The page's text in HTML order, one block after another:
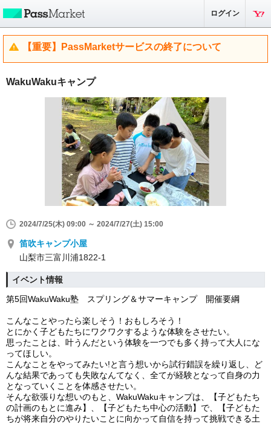
ログイン
【重要】PassMarketサービスの終了について
WakuWakuキャンプ
2024/7/25(木) 09:00 ～ 2024/7/27(土) 15:00
笛吹キャンプ小屋
山梨市三富川浦1822-1
イベント情報
第5回WakuWaku塾 スプリング＆サマーキャンプ 開催要綱
こんなことやったら楽しそう！おもしろそう！
とにかく子どもたちにワクワクするような体験をさせたい。
思ったことは、叶うんだという体験を一つでも多く持って大人にな
ってほしい。
こんなことをやってみたい!と言う想いから試行錯誤を繰り返し、ど
んな結果であっても失敗なんてなく、全てが経験となって自身の力
となっていくことを体感させたい。
そんな欲張りな想いのもと、WakuWakuキャンプは、【子どもたち
の計画のもとに進み】、【子どもたち中心の活動】で、【子どもた
ちが将来自分のやりたいことに向かって自信を持って挑戦できる土